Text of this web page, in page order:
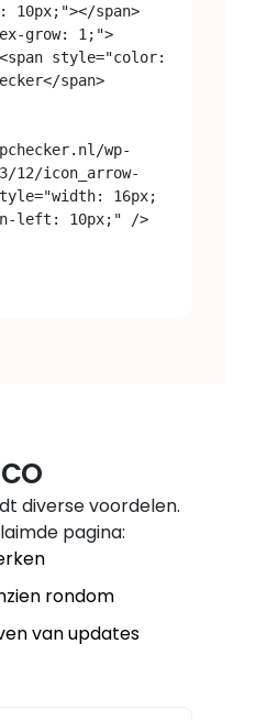
span>
span>
wp-
12/icon_arrow-
16px;
left: 10px;" />
diverse voordelen.
pagina:
rondom
van updates